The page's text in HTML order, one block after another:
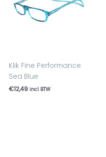
Klik Fine Performance
Sea Blue
€12,49 incl BTW